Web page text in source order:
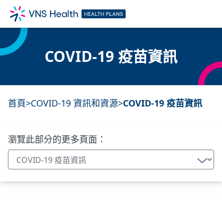
COVID-19 疫苗資訊
首頁>COVID-19 資訊和資源>COVID-19 疫苗資訊
瀏覽此部分的更多頁面：